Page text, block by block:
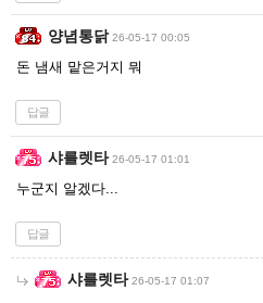
양념통닭 26-05-17 00:05
돈 냄새 맡은거지 뭐
답글
샤를렛타 26-05-17 01:01
누군지 알겠다...
답글
샤를렛타 26-05-17 01:07